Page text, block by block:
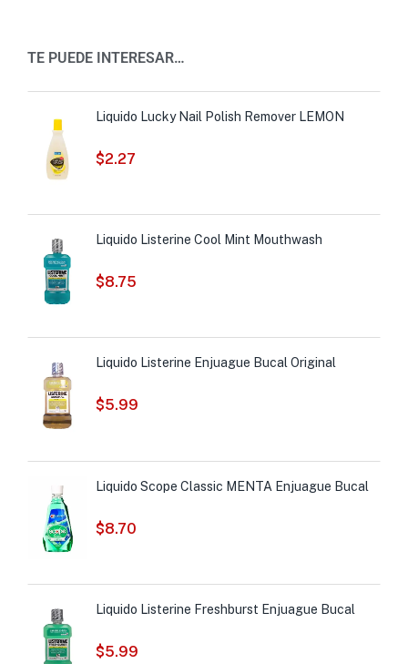
TE PUEDE INTERESAR…
Liquido Lucky Nail Polish Remover LEMON
$2.27
Liquido Listerine Cool Mint Mouthwash
$8.75
Liquido Listerine Enjuague Bucal Original
$5.99
Liquido Scope Classic MENTA Enjuague Bucal
$8.70
Liquido Listerine Freshburst Enjuague Bucal
$5.99